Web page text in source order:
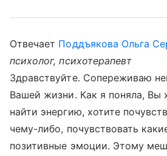
Отвечает Поддъякова Ольга
психолог, психотерапевт
Здравствуйте. Сопереживаю
Вашей жизни. Как я поняла, Вы
найти энергию, хотите
чему-либо, почувствовать
позитивные эмоции. Этому